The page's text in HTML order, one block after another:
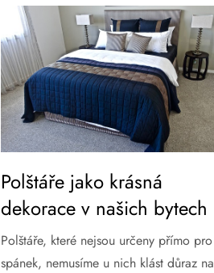
Polštáře jako krásná
dekorace v našich bytech
Polštáře, které nejsou určeny přímo pro
spánek, nemusíme u nich klást důraz na